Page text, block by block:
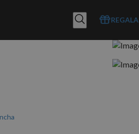
REGALA